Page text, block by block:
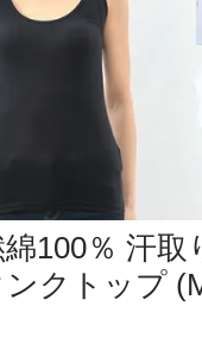
100％ 汗取
クトップ